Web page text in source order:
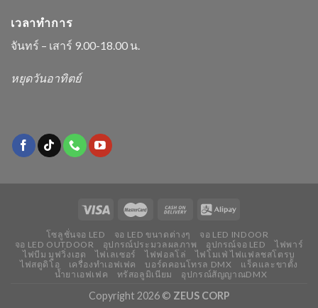
เวลาทำการ
จันทร์ – เสาร์ 9.00-18.00 น.
หยุดวันอาทิตย์
โซลูชั่นจอ LED จอ LED ขนาดต่างๆ
จอ LED INDOOR
จอ LED OUTDOOR
อุปกรณ์ประมวลผลภาพ อุปกรณ์จอ LED
ไฟพาร์
ไฟบีม มูฟวิ่งเฮด
ไฟเลเซอร์ ไฟฟอลโล่
ไฟโมเฟ่ ไฟแฟลชสโตรบ
ไฟสตูดิโอ
เครื่องทำเอฟเฟค บอร์ดคอนโทรล DMX
แร็คและขาตั้ง
น้ำยาเอฟเฟค
ทรัสอลูมิเนียม อุปกรณ์สัญญาณDMX
Copyright 2026 © ZEUS CORP